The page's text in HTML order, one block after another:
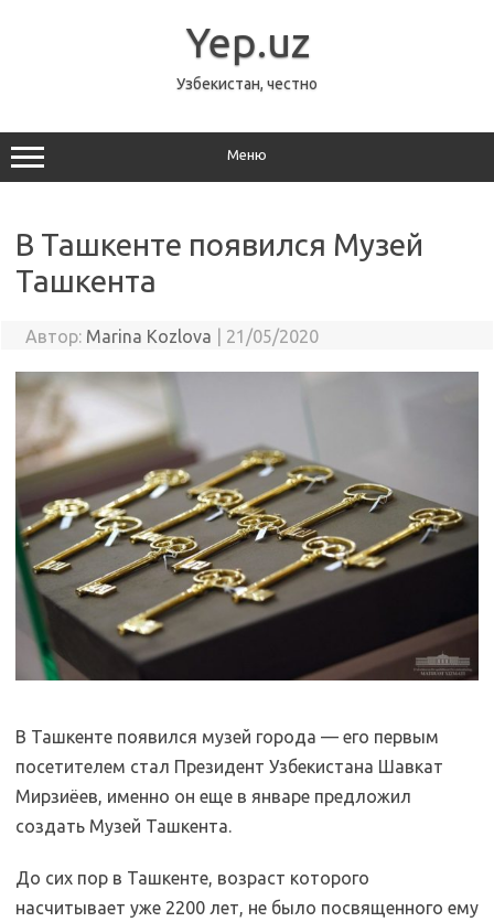
Yep.uz
Узбекистан, честно
Меню
В Ташкенте появился Музей
Ташкента
Автор: Marina Kozlova 21/05/2020
В Ташкенте появился музей города — его первым
посетителем стал Президент Узбекистана Шавкат
Мирзиёев, именно он еще в январе предложил
создать Музей Ташкента.
До сих пор в Ташкенте, возраст которого
насчитывает уже 2200 лет, не было посвященного ему